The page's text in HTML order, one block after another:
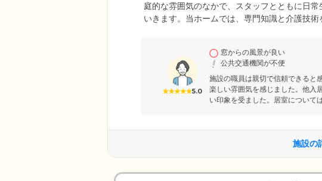
庭的な雰囲気のなかで、スタッフとともに日
いきます。当ホームでは、専門知識と介護技
ポートしています。当ホームでは、ご入居者
いただけるよう努めてまいります。
5.0
窓からの風景が良い
公共交通機関が不便
施設の職員は親切で信頼できると
楽しい雰囲気を感じました。他入
い印象を受ました。居室について
施設の